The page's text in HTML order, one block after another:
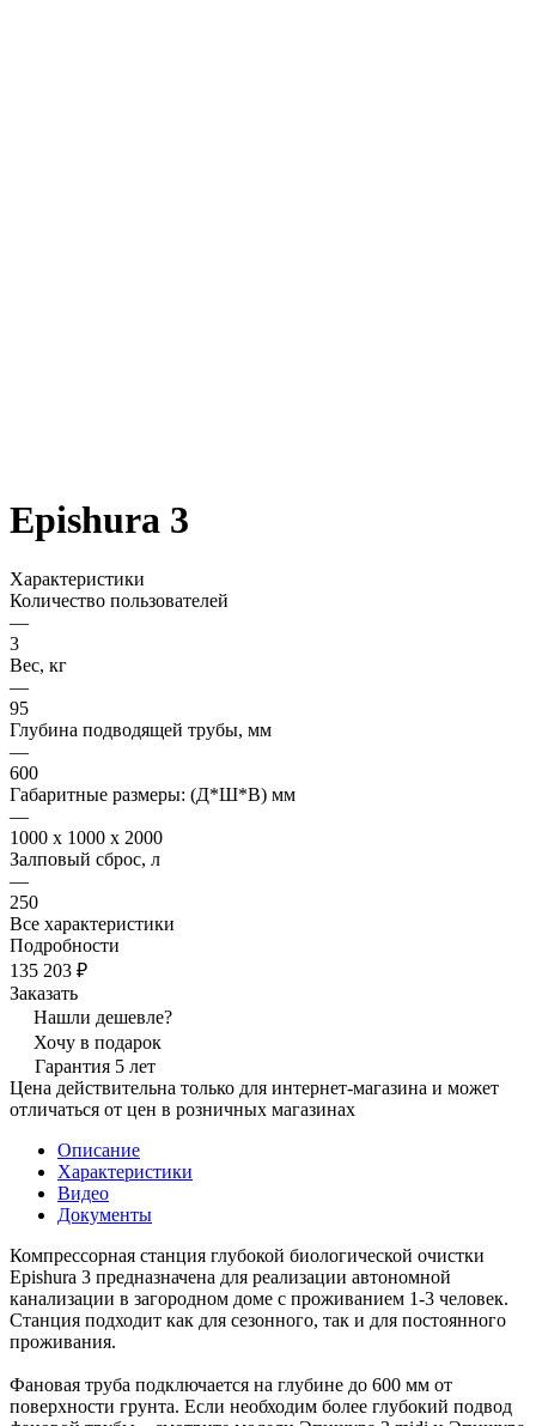
Epishura 3
Характеристики
Количество пользователей
—
3
Вес, кг
—
95
Глубина подводящей трубы, мм
—
600
Габаритные размеры: (Д*Ш*В) мм
—
1000 x 1000 x 2000
Залповый сброс, л
—
250
Все характеристики
Подробности
135 203 ₽
Заказать
Нашли дешевле?
Хочу в подарок
Гарантия 5 лет
Цена действительна только для интернет-магазина и может
отличаться от цен в розничных магазинах
Описание
Характеристики
Видео
Документы
Компрессорная станция глубокой биологической очистки
Epishura 3 предназначена для реализации автономной
канализации в загородном доме с проживанием 1-3 человек.
Станция подходит как для сезонного, так и для постоянного
проживания.
Фановая труба подключается на глубине до 600 мм от
поверхности грунта. Если необходим более глубокий подвод